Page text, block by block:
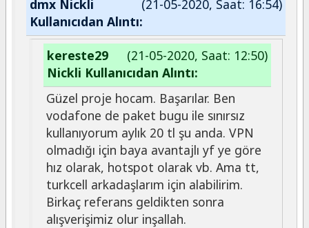
(21-05-2020, Saat: 16:54)
dmx Nickli
Kullanıcıdan Alıntı:
(21-05-2020, Saat: 12:50)
kereste29
Nickli Kullanıcıdan Alıntı:
Güzel proje hocam. Başarılar. Ben
vodafone de paket bugu ile sınırsız
kullanıyorum aylık 20 tl şu anda. VPN
olmadığı için baya avantajlı yf ye göre
hız olarak, hotspot olarak vb. Ama tt,
turkcell arkadaşlarım için alabilirim.
Birkaç referans geldikten sonra
alışverişimiz olur inşallah.